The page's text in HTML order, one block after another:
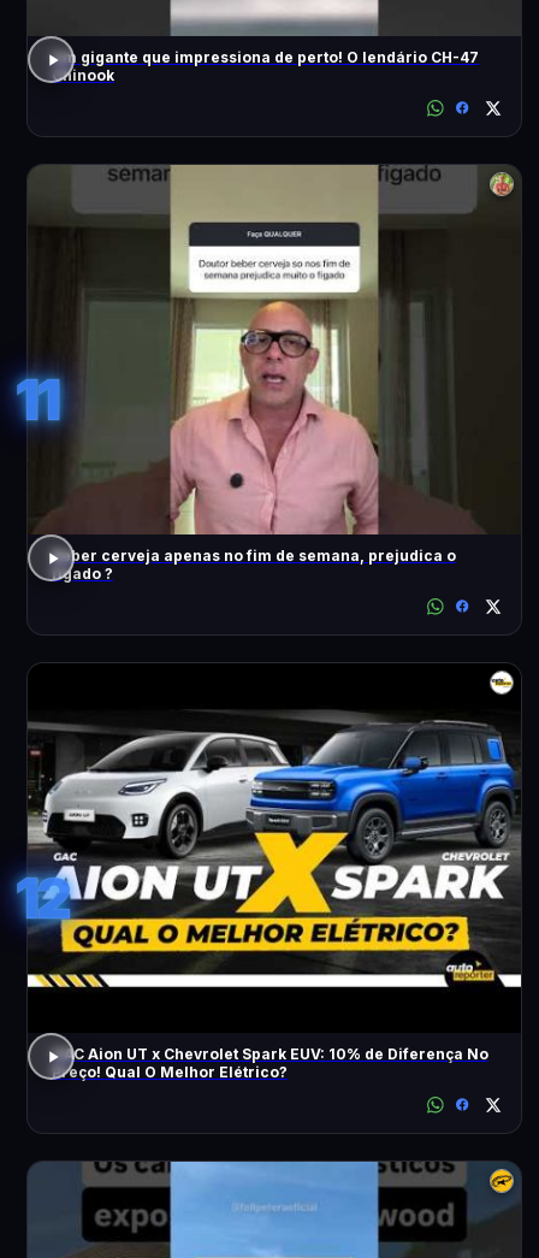
Um gigante que impressiona de perto! O lendário CH-47
Chinook
11
Beber cerveja apenas no fim de semana, prejudica o
fígado ?
12
GAC Aion UT x Chevrolet Spark EUV: 10% de Diferença No
Preço! Qual O Melhor Elétrico?